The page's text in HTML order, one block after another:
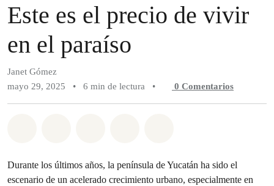
Este es el precio de vivir
en el paraíso
Janet Gómez
mayo 29, 2025
• 6 min de lectura • 0 Comentarios
Durante los últimos años, la península de Yucatán ha sido el
escenario de un acelerado crecimiento urbano, especialmente en